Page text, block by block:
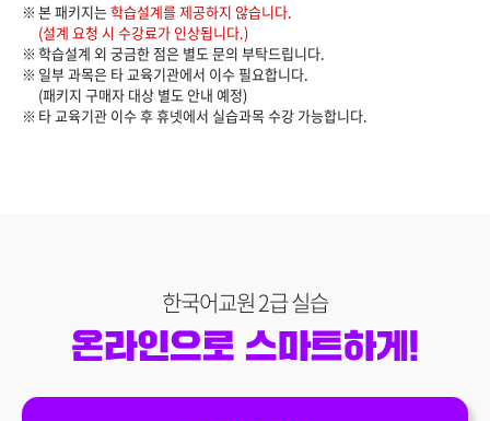
본 패키지는학습설계를 제공하지 않습니다.
(설계 요청 시 수강료가 인상됩니다.)
학습설계 외 궁금한 점은 별도 문의 부탁드립니다.
일부 과목은 타 교육기관에서 이수 필요합니다.
(패키지 구매자 대상 별도 안내 예정)
타 교육기관 이수 후 휴넷에서 실습과목 수강 가능합니다.
한국어교원 2급 실습